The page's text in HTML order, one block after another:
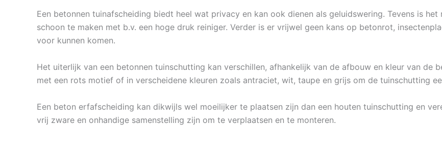
Een betonnen tuinafscheiding biedt heel wat privacy en kan ook dienen als geluidswering. Tevens is
schoon te maken met b.v. een hoge druk reiniger. Verder is er vrijwel geen kans op betonrot,
voor kunnen komen.
Het uiterlijk van een betonnen tuinschutting kan verschillen, afhankelijk van de afbouw en kleur van de
met een rots motief of in verscheidene kleuren zoals antraciet, wit, taupe en grijs om de tuinschutting
Een beton erfafscheiding kan dikwijls wel moeilijker te plaatsen zijn dan een houten tuinschutting en
vrij zware en onhandige samenstelling zijn om te verplaatsen en te monteren.